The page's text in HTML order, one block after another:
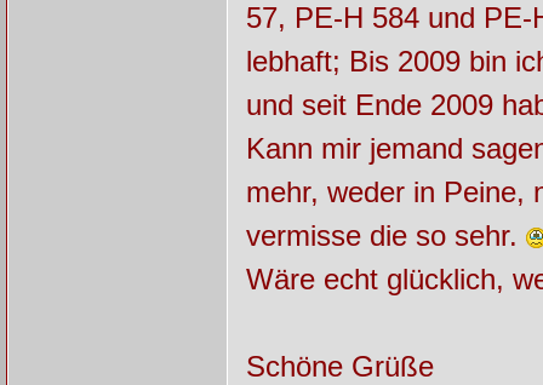
57, PE-H 584 und
lebhaft; Bis 2009 bin
und seit Ende 2009
Kann mir jemand
mehr, weder in Peine,
vermisse die so sehr.
Wäre echt glücklich,
Schöne Grüße